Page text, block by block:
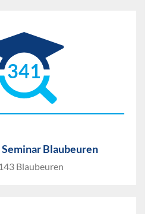
341
Blaubeuren
Blaubeuren